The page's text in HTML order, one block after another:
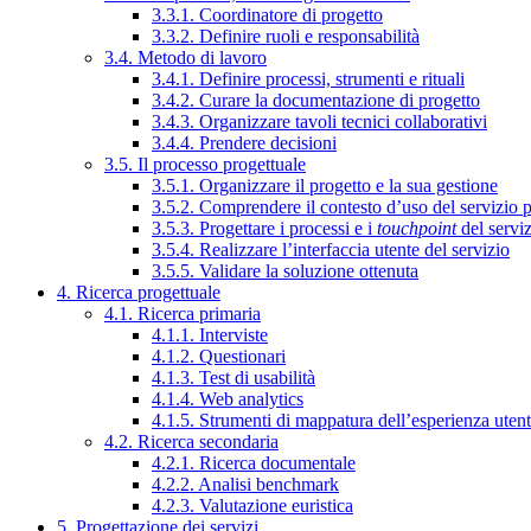
3.3.1. Coordinatore di progetto
3.3.2. Definire ruoli e responsabilità
3.4. Metodo di lavoro
3.4.1. Definire processi, strumenti e rituali
3.4.2. Curare la documentazione di progetto
3.4.3. Organizzare tavoli tecnici collaborativi
3.4.4. Prendere decisioni
3.5. Il processo progettuale
3.5.1. Organizzare il progetto e la sua gestione
3.5.2. Comprendere il contesto d’uso del servizio
3.5.3. Progettare i processi e i touchpointdel
3.5.4. Realizzare l’interfaccia utente del servizio
3.5.5. Validare la soluzione ottenuta
4. Ricerca progettuale
4.1. Ricerca primaria
4.1.1. Interviste
4.1.2. Questionari
4.1.3. Test di usabilità
4.1.4. Web analytics
4.1.5. Strumenti di mappatura dell’esperienza
4.2. Ricerca secondaria
4.2.1. Ricerca documentale
4.2.2. Analisi benchmark
4.2.3. Valutazione euristica
5. Progettazione dei servizi